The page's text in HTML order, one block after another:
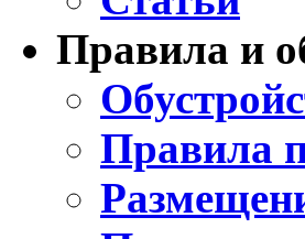
Правила и
Правила